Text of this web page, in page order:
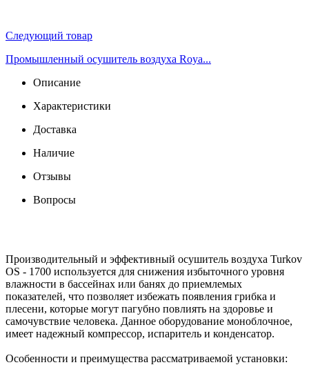
Следующий товар
Промышленный осушитель воздуха Roya...
Описание
Характеристики
Доставка
Наличие
Отзывы
Вопросы
Производительный и эффективный осушитель воздуха Turkov
OS - 1700 используется для снижения избыточного уровня
влажности в бассейнах или банях до приемлемых
показателей, что позволяет избежать появления грибка и
плесени, которые могут пагубно повлиять на здоровье и
самочувствие человека. Данное оборудование моноблочное,
имеет надежный компрессор, испаритель и конденсатор.
Особенности и преимущества рассматриваемой установки: